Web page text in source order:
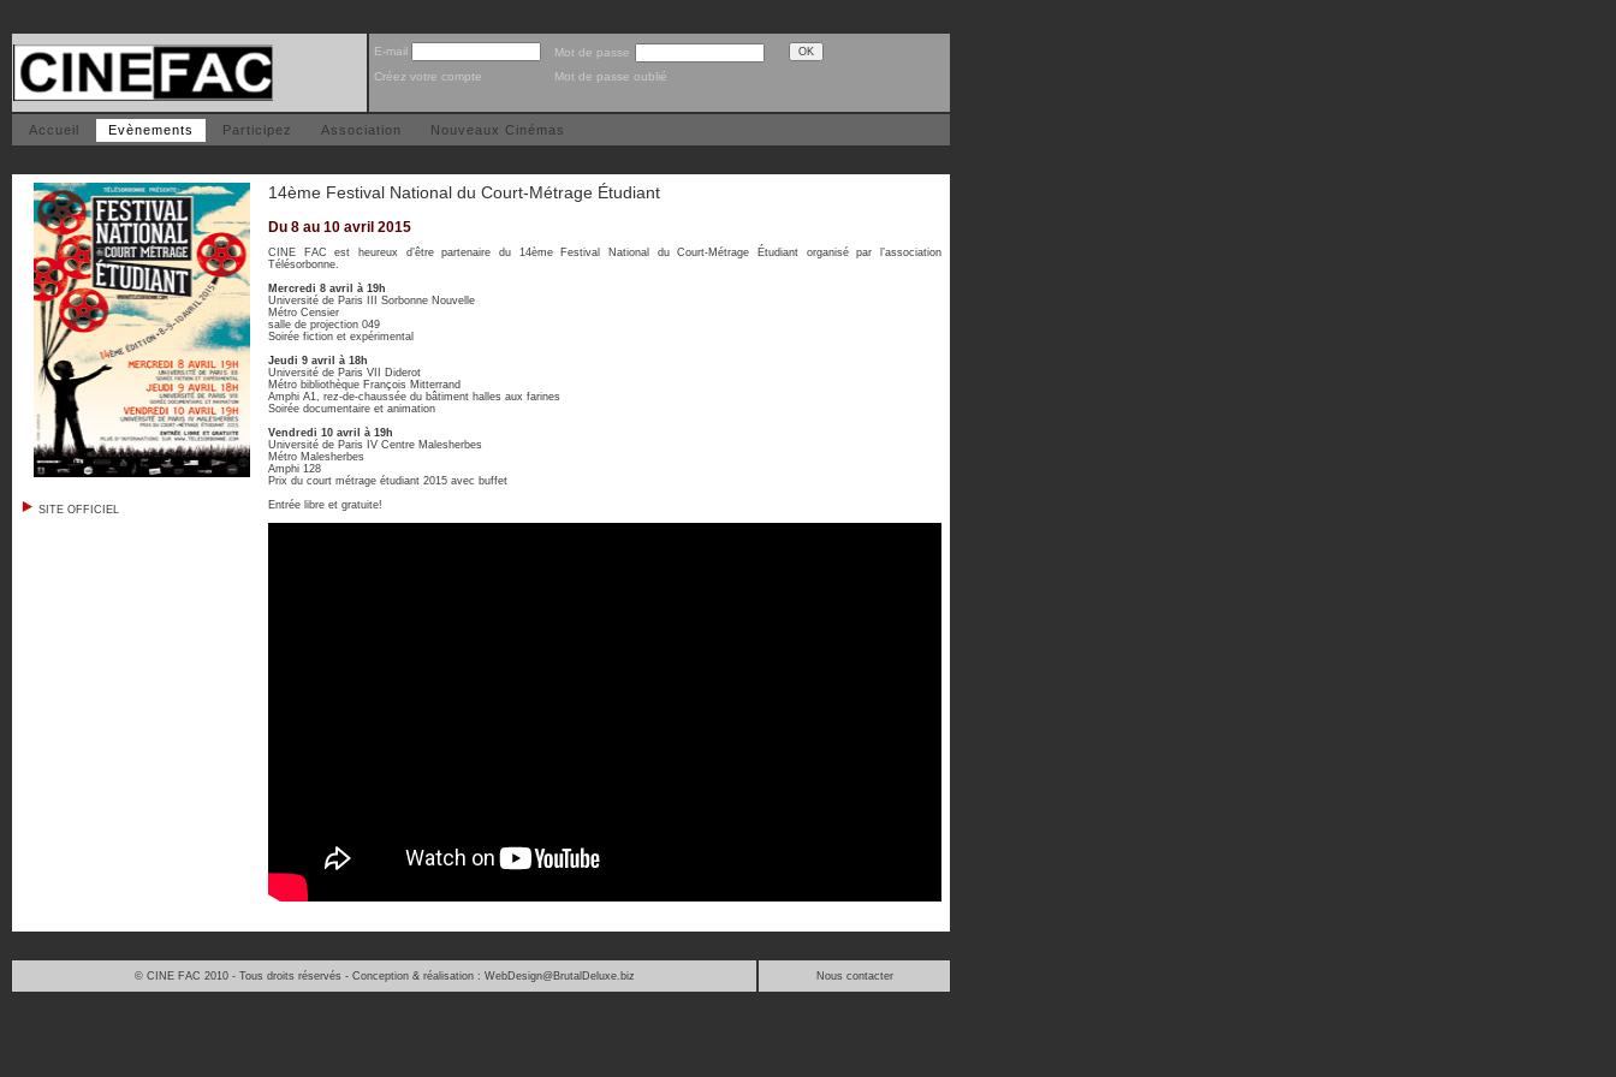
E-mail
Mot de passe
Créez votre compte
Mot de passe oublié
Accueil Evènements Participez Association Nouveaux Cinémas
SITE OFFICIEL
14ème Festival National du Court-Métrage Étudiant
Du 8 au 10 avril 2015
CINE FAC est heureux d’être partenaire du 14ème Festival National du Court-Métrage Étudiant organisé par l’association
Télésorbonne.
Mercredi 8 avril à 19h
Université de Paris III Sorbonne Nouvelle
Métro Censier
salle de projection 049
Soirée fiction et expérimental
Jeudi 9 avril à 18h
Université de Paris VII Diderot
Métro bibliothèque François Mitterrand
Amphi A1, rez-de-chaussée du bâtiment halles aux farines
Soirée documentaire et animation
Vendredi 10 avril à 19h
Université de Paris IV Centre Malesherbes
Métro Malesherbes
Amphi 128
Prix du court métrage étudiant 2015 avec buffet
Entrée libre et gratuite!
© CINE FAC 2010 - Tous droits réservés - Conception & réalisation : WebDesign@BrutalDeluxe.biz Nous contacter